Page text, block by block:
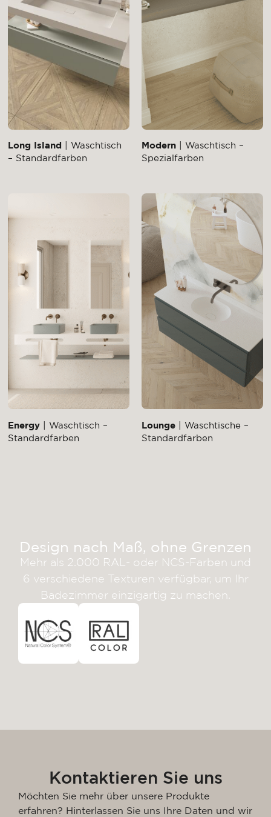
Long Island | Waschtisch
– Standardfarben
Modern | Waschtisch –
Spezialfarben
Energy | Waschtisch –
Standardfarben
Lounge | Waschtische –
Standardfarben
Design nach Maß, ohne Grenzen
Mehr als 2.000 RAL- oder NCS-Farben und
6 verschiedene Texturen verfügbar, um Ihr
Badezimmer einzigartig zu machen.
Kontaktieren Sie uns
Möchten Sie mehr über unsere Produkte
erfahren? Hinterlassen Sie uns Ihre Daten und wir